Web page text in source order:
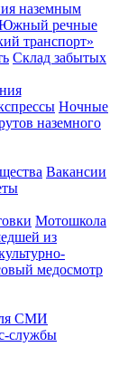
наземным
речные
транспорт»
Склад забытых
Ночные
наземного
Вакансии
Мотошкола
из
медосмотр
СМИ
службы